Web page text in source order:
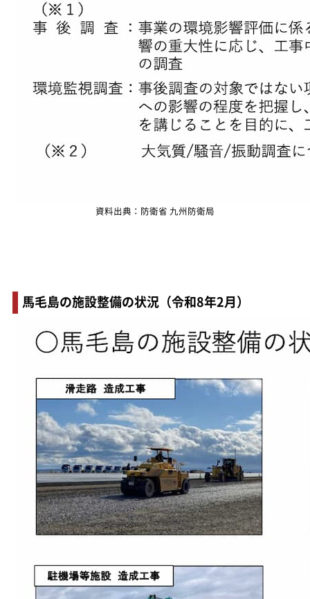
資料出典：防衛省 九州防衛局
馬毛島の施設整備の状況（令和8年2月）